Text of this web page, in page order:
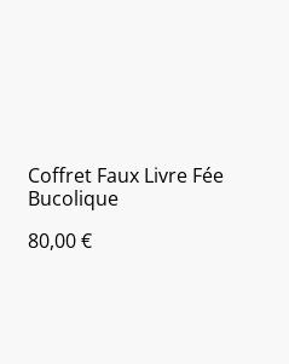
Coffret Faux Livre Fée
Bucolique
80,00 €